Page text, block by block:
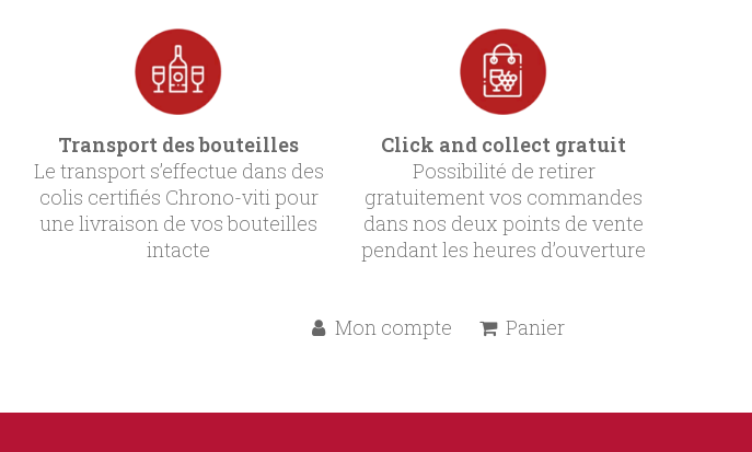
Transport des bouteilles
Le transport s’effectue dans des
colis certifiés Chrono-viti pour
une livraison de vos bouteilles
intacte
Click and collect gratuit
Possibilité de retirer
gratuitement vos commandes
dans nos deux points de vente
pendant les heures d’ouverture
Mon compte Panier